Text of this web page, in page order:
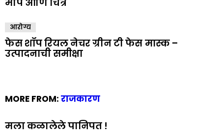
माप आणि चित्रे
आरोग्य
फेस शॉप रियल नेचर ग्रीन टी फेस मास्क –
उत्पादनाची समीक्षा
MORE FROM: राजकारण
मला कळालेले पानिपत !